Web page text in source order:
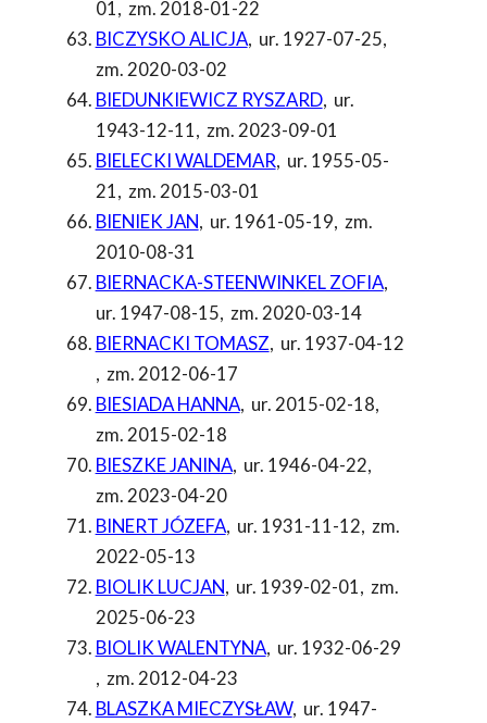
01, zm. 2018-01-22
BICZYSKO ALICJA, ur. 1927-07-25,
zm. 2020-03-02
BIEDUNKIEWICZ RYSZARD, ur.
1943-12-11, zm. 2023-09-01
BIELECKI WALDEMAR, ur. 1955-05-
21, zm. 2015-03-01
BIENIEK JAN, ur. 1961-05-19, zm.
2010-08-31
BIERNACKA-STEENWINKEL ZOFIA,
ur. 1947-08-15, zm. 2020-03-14
BIERNACKI TOMASZ, ur. 1937-04-12
, zm. 2012-06-17
BIESIADA HANNA, ur. 2015-02-18,
zm. 2015-02-18
BIESZKE JANINA, ur. 1946-04-22,
zm. 2023-04-20
BINERT JÓZEFA, ur. 1931-11-12, zm.
2022-05-13
BIOLIK LUCJAN, ur. 1939-02-01, zm.
2025-06-23
BIOLIK WALENTYNA, ur. 1932-06-29
, zm. 2012-04-23
BLASZKA MIECZYSŁAW, ur. 1947-